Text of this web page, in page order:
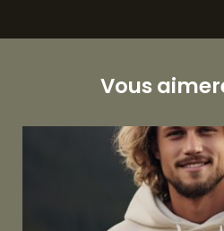
Vous